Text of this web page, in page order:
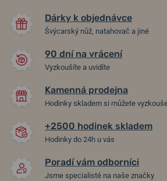
Seiko 5 Sports GMT Series
SSK003K1
Skladem ve čtvrtek 13. 8. u vás
13 690 Kč
Dárky k objednávce
Švýcarský nůž, natahovač a jiné
90 dní na vrácení
Vyzkoušíte a uvidíte
Kamenná prodejna
Hodinky skladem si můžete
+2500 hodinek skladem
Hodinky do 24h u vás
Poradí vám odborníci
Jsme specialisté na naše značky